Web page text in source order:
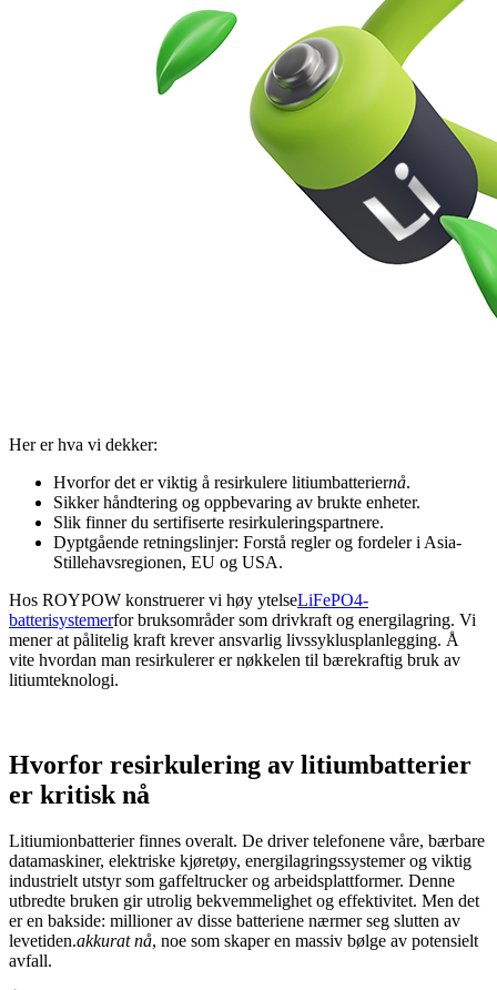
Her er hva vi dekker:
Hvorfor det er viktig å resirkulere litiumbatteriernå.
Sikker håndtering og oppbevaring av brukte enheter.
Slik finner du sertifiserte resirkuleringspartnere.
Dyptgående retningslinjer: Forstå regler og fordeler i Asia-
Stillehavsregionen, EU og USA.
Hos ROYPOW konstruerer vi høy ytelseLiFePO4-
batterisystemerfor bruksområder som drivkraft og energilagring. Vi
mener at pålitelig kraft krever ansvarlig livssyklusplanlegging. Å
vite hvordan man resirkulerer er nøkkelen til bærekraftig bruk av
litiumteknologi.
Hvorfor resirkulering av litiumbatterier
er kritisk nå
Litiumionbatterier finnes overalt. De driver telefonene våre, bærbare
datamaskiner, elektriske kjøretøy, energilagringssystemer og viktig
industrielt utstyr som gaffeltrucker og arbeidsplattformer. Denne
utbredte bruken gir utrolig bekvemmelighet og effektivitet. Men det
er en bakside: millioner av disse batteriene nærmer seg slutten av
levetiden.akkurat nå, noe som skaper en massiv bølge av potensielt
avfall.